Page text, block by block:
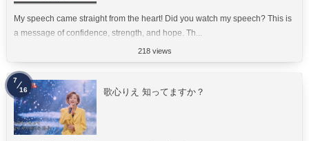
My speech came straight from the heart! Did you watch my speech? This is
a message of confidence, strength, and hope. Th...
218 views
歌心りえ 知ってますか？
7
16